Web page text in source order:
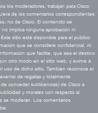
los moderadores, trabajan para Cisco
de los comentarios correspondientes
no de Cisco. El contenido se
implica ninguna aprobación ni
sitio está disponible para el público
que se considere confidencial. Al
que facilite, que sea el destino
otro modo en el sitio web, y exime a
uso de dicho sitio. También reconoce el
de regalías y totalmente
conceder sublicencias) de Cisco a
y morales con respecto al
se moderan. Los comentarios